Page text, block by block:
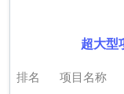
超大型
排名 项目名称